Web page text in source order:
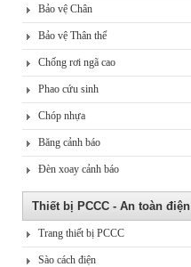
Bảo vệ Chân
Bảo vệ Thân thể
Chống rơi ngã cao
Phao cứu sinh
Chóp nhựa
Băng cảnh báo
Đèn xoay cảnh báo
Thiết bị PCCC - An toàn điện
Trang thiết bị PCCC
Sào cách điện